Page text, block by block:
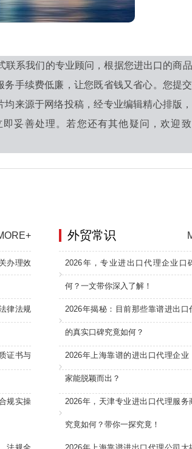
系我们的专业顾问，根据您进出口的商品
手续费低廉，让您既省钱又省心。您提
来源于网络投稿，经专业编辑精心排版
妥善处理。若您还有其他疑问，欢迎
外贸常识
2026年，专业进出口代理企业口
何？一文带你深入了解！
2026年揭秘：目前那些靠谱进出口
的真实口碑究竟如何？
2026年上海靠谱的进出口代理企业
家能脱颖而出？
2026年，天津专业进出口代理服务
究竟如何？带你一探究竟！
办理效
律法规
证书与
规实操